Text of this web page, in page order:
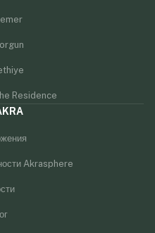
Residence
Akrasphere